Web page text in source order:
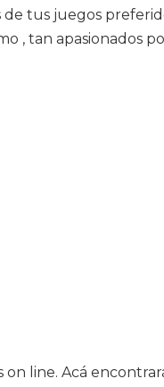
tus juegos
, tan apasionados
line. Acá